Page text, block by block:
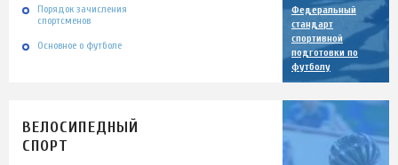
Порядок зачисления
спортсменов
Основное о футболе
Федеральный
стандарт
спортивной
подготовки по
футболу
ВЕЛОСИПЕДНЫЙ
СПОРТ